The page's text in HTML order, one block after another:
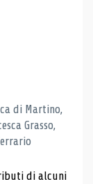
di Martino,
Grasso,
di alcuni